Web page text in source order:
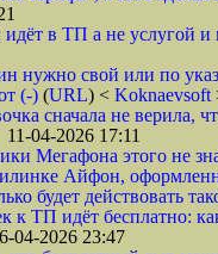
в ТП а не услугой
нужно свой или по
(-) (URL) < Koknaevsoft
сначала не верила,
04-2026 17:11
Мегафона этого не
Айфон,
будет действовать
ТП идёт бесплатно:
2026 23:47